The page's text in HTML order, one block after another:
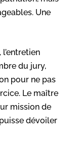
Une
du jury,
pour ne pas
Le maître
mission de
dévoiler